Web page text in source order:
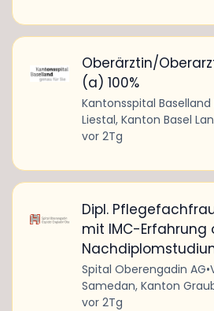
Oberärztin/
(a) 100%
Kantonsspital Baselland
Liestal, Kanton Basel
vor 2Tg
Dipl.
mit IMC-Erfahrung
Spital Oberengadin AG•
Samedan, Kanton
vor 2Tg